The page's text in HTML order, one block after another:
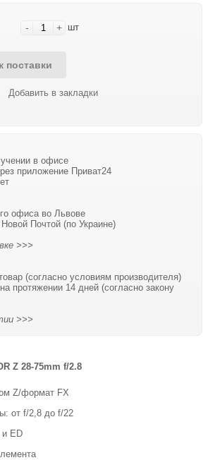
- + шт
поставки
Добавить в закладки
в офисе
приложение Приват24
офиса во Львове
Почтой (по Украине)
>>>
(согласно условиям производителя)
протяжении 14 дней (согласно закону
>>>
Z 28-75mm f/2.8
Z/формат FX
от f/2,8 до f/22
ED